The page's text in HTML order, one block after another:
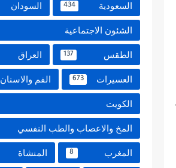
السعودية 434 السودان
الشئون الاجتماعية
الطقس 137 العراق
العسيرات 673 الفم والاسنان
الكويت
المخ والاعصاب والطب النفسي
المغرب 8 المنشاة